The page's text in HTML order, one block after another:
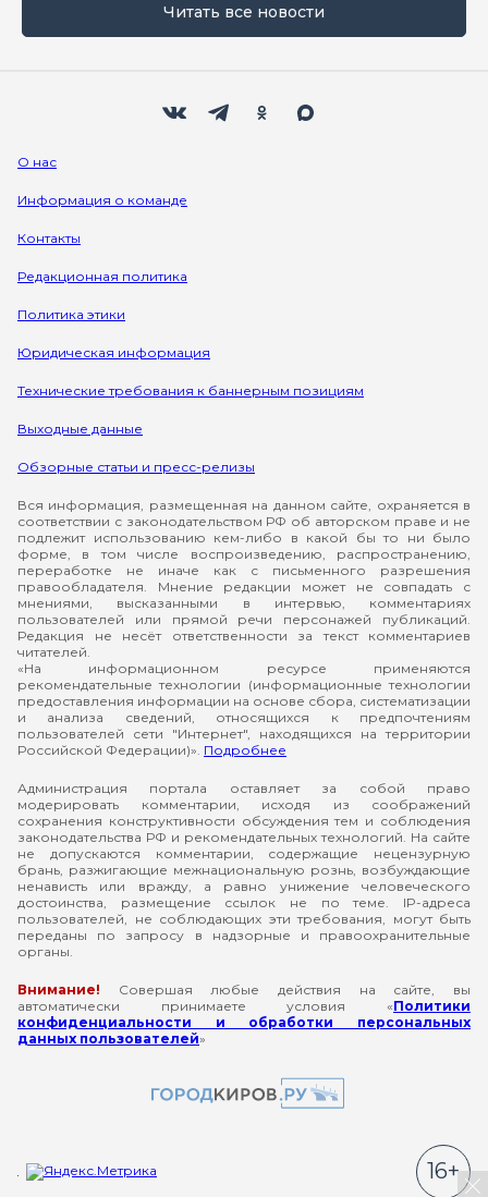
Читать все новости
О нас
Информация о команде
Контакты
Редакционная политика
Политика этики
Юридическая информация
Технические требования к баннерным позициям
Выходные данные
Обзорные статьи и пресс-релизы
Вся информация, размещенная на данном сайте, охраняется в
соответствии с законодательством РФ об авторском праве и не
подлежит использованию кем-либо в какой бы то ни было
форме, в том числе воспроизведению, распространению,
переработке не иначе как с письменного разрешения
правообладателя. Мнение редакции может не совпадать с
мнениями, высказанными в интервью, комментариях
пользователей или прямой речи персонажей публикаций.
Редакция не несёт ответственности за текст комментариев
читателей.
«На информационном ресурсе применяются
рекомендательные технологии (информационные технологии
предоставления информации на основе сбора, систематизации
и анализа сведений, относящихся к предпочтениям
пользователей сети "Интернет", находящихся на территории
Российской Федерации)». Подробнее
Администрация портала оставляет за собой право
модерировать комментарии, исходя из соображений
сохранения конструктивности обсуждения тем и соблюдения
законодательства РФ и рекомендательных технологий. На сайте
не допускаются комментарии, содержащие нецензурную
брань, разжигающие межнациональную рознь, возбуждающие
ненависть или вражду, а равно унижение человеческого
достоинства, размещение ссылок не по теме. IP-адреса
пользователей, не соблюдающих эти требования, могут быть
переданы по запросу в надзорные и правоохранительные
органы.
Внимание! Совершая любые действия на сайте, вы
автоматически принимаете условия «Политики
конфиденциальности и обработки персональных
данных пользователей»
16+